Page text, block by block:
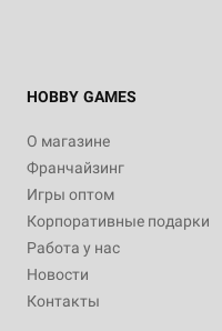
HOBBY GAMES
О магазине
Франчайзинг
Игры оптом
Корпоративные подарки
Работа у нас
Новости
Контакты